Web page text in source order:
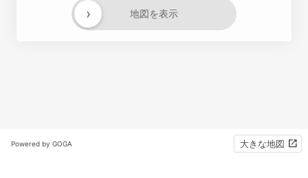
地図を表示
›
Powered by GOGA 大きな地図